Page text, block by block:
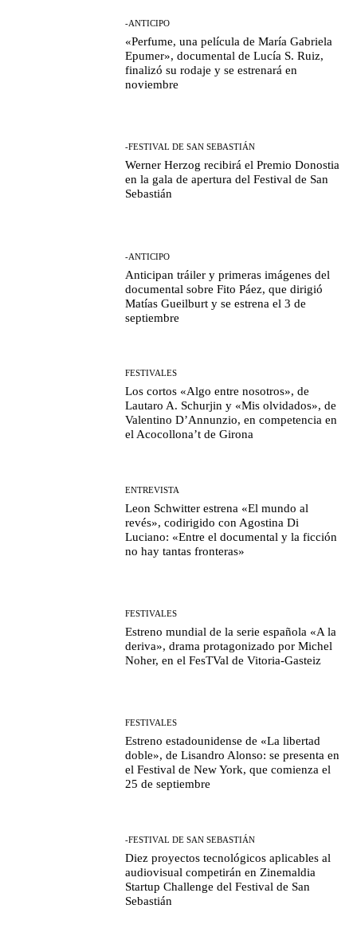
-ANTICIPO
«Perfume, una película de María Gabriela
Epumer», documental de Lucía S. Ruiz,
finalizó su rodaje y se estrenará en
noviembre
-FESTIVAL DE SAN SEBASTIÁN
Werner Herzog recibirá el Premio Donostia
en la gala de apertura del Festival de San
Sebastián
-ANTICIPO
Anticipan tráiler y primeras imágenes del
documental sobre Fito Páez, que dirigió
Matías Gueilburt y se estrena el 3 de
septiembre
FESTIVALES
Los cortos «Algo entre nosotros», de
Lautaro A. Schurjin y «Mis olvidados», de
Valentino D’Annunzio, en competencia en
el Acocollona’t de Girona
ENTREVISTA
Leon Schwitter estrena «El mundo al
revés», codirigido con Agostina Di
Luciano: «Entre el documental y la ficción
no hay tantas fronteras»
FESTIVALES
Estreno mundial de la serie española «A la
deriva», drama protagonizado por Michel
Noher, en el FesTVal de Vitoria-Gasteiz
FESTIVALES
Estreno estadounidense de «La libertad
doble», de Lisandro Alonso: se presenta en
el Festival de New York, que comienza el
25 de septiembre
-FESTIVAL DE SAN SEBASTIÁN
Diez proyectos tecnológicos aplicables al
audiovisual competirán en Zinemaldia
Startup Challenge del Festival de San
Sebastián